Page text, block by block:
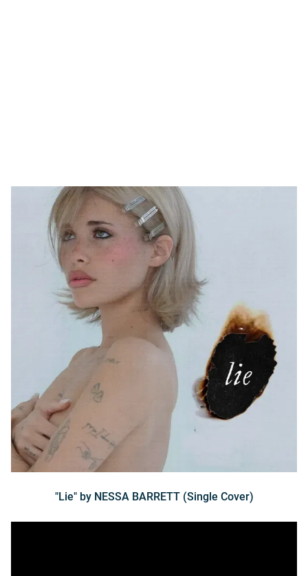
"Lie" by NESSA BARRETT (Single Cover)